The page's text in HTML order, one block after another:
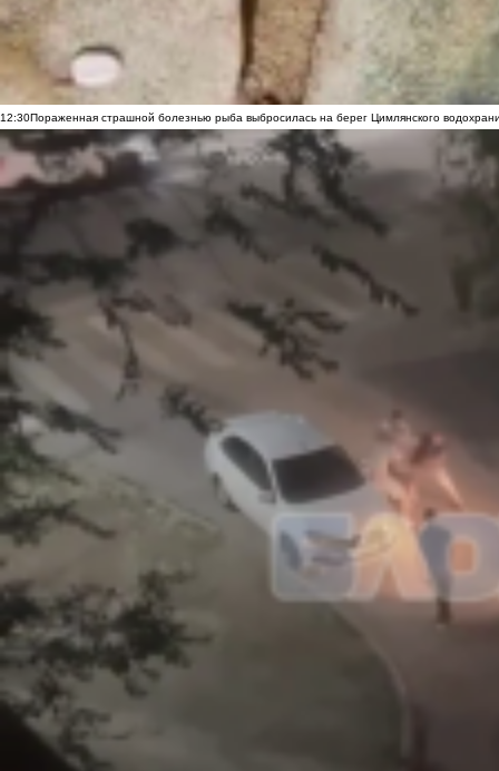
12:30Пораженная страшной болезнью рыба выбросилась на берег Цимлянского